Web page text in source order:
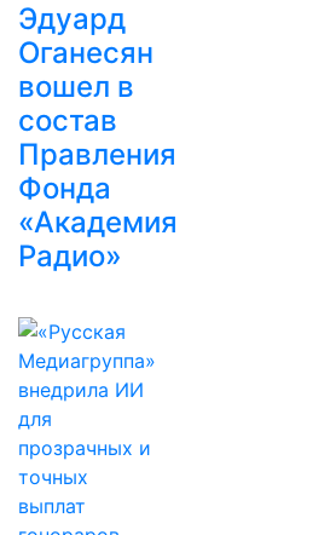
Эдуард
Оганесян
вошел в
состав
Правления
Фонда
«Академия
Радио»